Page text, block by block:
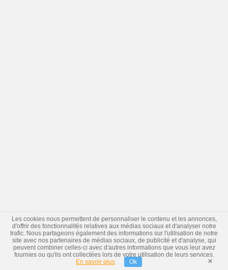
Les cookies nous permettent de personnaliser le contenu et les annonces,
d'offrir des fonctionnalités relatives aux médias sociaux et d'analyser notre
trafic. Nous partageons également des informations sur l'utilisation de notre
site avec nos partenaires de médias sociaux, de publicité et d'analyse, qui
peuvent combiner celles-ci avec d'autres informations que vous leur avez
fournies ou qu'ils ont collectées lors de votre utilisation de leurs services.
En savoir plus
Ok ×